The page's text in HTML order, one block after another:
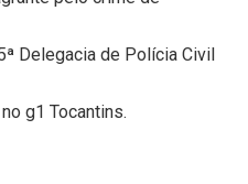
Delegacia de Polícia Civil
g1 Tocantins.